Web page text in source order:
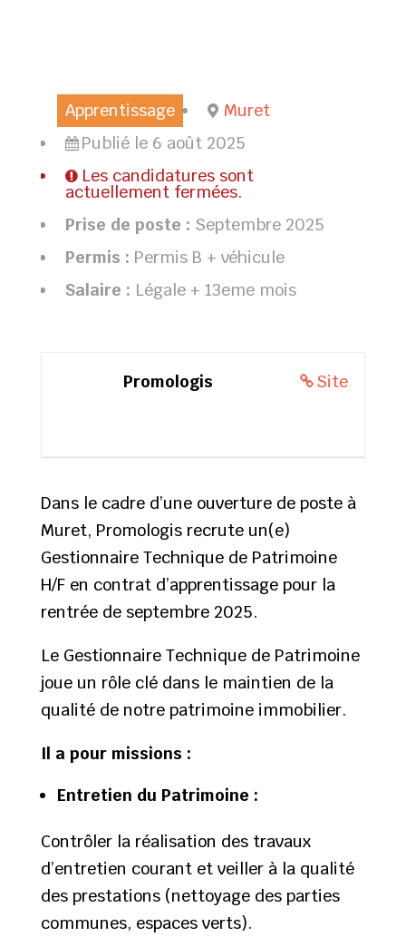
Apprentissage
Muret
Publié le 6 août 2025
Les candidatures sont
actuellement fermées.
Prise de poste : Septembre 2025
Permis : Permis B + véhicule
Salaire : Légale + 13eme mois
Site
Promologis
Dans le cadre d’une ouverture de poste à
Muret, Promologis recrute un(e)
Gestionnaire Technique de Patrimoine
H/F en contrat d’apprentissage pour la
rentrée de septembre 2025.
Le Gestionnaire Technique de Patrimoine
joue un rôle clé dans le maintien de la
qualité de notre patrimoine immobilier.
Il a pour missions :
Entretien du Patrimoine :
Contrôler la réalisation des travaux
d’entretien courant et veiller à la qualité
des prestations (nettoyage des parties
communes, espaces verts).